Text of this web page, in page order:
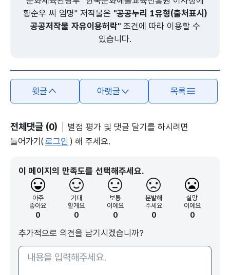
황순우 씨 임명" 저작물은 "공공누리 1유형(출처표시)
공공저작물 자유이용허락"조건에 따라 이용할 수
있습니다.
윗글 아랫글 목록
전체댓글 (0)
별점 평가 및 댓글 달기를 하시려면
들어가기( 로그인 ) 해 주세요.
이 페이지의 만족도를 선택해주세요.
아주
좋아요
0
기대
할게요
0
보통
이에요
0
분발해
주세요
0
실망
이에요
0
추가적으로 의견을 남기시겠습니까?